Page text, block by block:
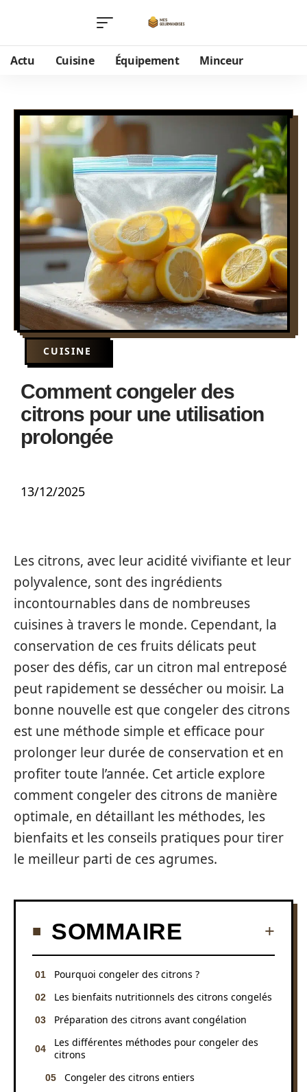
Actu Cuisine Équipement Minceur
CUISINE
Comment congeler des
citrons pour une utilisation
prolongée
13/12/2025
Les citrons, avec leur acidité vivifiante et leur
polyvalence, sont des ingrédients
incontournables dans de nombreuses
cuisines à travers le monde. Cependant, la
conservation de ces fruits délicats peut
poser des défis, car un citron mal entreposé
peut rapidement se dessécher ou moisir. La
bonne nouvelle est que congeler des citrons
est une méthode simple et efficace pour
prolonger leur durée de conservation et en
profiter toute l’année. Cet article explore
comment congeler des citrons de manière
optimale, en détaillant les méthodes, les
bienfaits et les conseils pratiques pour tirer
le meilleur parti de ces agrumes.
SOMMAIRE
Pourquoi congeler des citrons ?
Les bienfaits nutritionnels des citrons congelés
Préparation des citrons avant congélation
Les différentes méthodes pour congeler des
citrons
Congeler des citrons entiers